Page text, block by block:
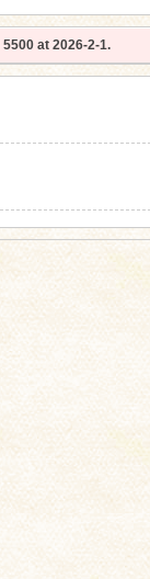
5500at 2026-2-1.